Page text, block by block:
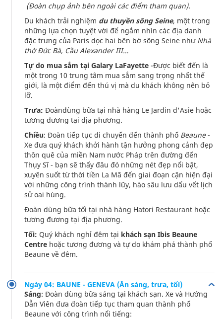
(Đoàn chụp ảnh bên ngoài các điểm tham quan).
Du khách trải nghiệm du thuyền sông Seine, một trong
những lựa chọn tuyệt vời để ngắm nhìn các địa danh
đặc trưng của Paris dọc hai bên bờ sông Seine như Nhà
thờ Đức Bà, Cầu Alexander III…
Tự do mua sắm tại Galary LaFayette -Được biết đến là
một trong 10 trung tâm mua sắm sang trọng nhất thế
giới, là một điểm đến thú vị mà du khách không nên bỏ
lỡ.
Trưa: Đoàndùng bữa tại nhà hàng Le Jardin d'Asie hoặc
tương đương tại địa phương.
Chiều: Đoàn tiếp tục di chuyến đến thành phố Beaune-
Xe đưa quý khách khởi hành tận hưởng phong cảnh đẹp
thôn quê của miền Nam nước Pháp trên đường đến
Thụy Sĩ - bạn sẽ thấy đâu đó những nét đẹp nổi bật,
xuyên suốt từ thời tiền La Mã đến giai đoạn cận hiện đại
với những công trình thành lũy, hào sâu lưu dấu vết lịch
sử oai hùng.
Đoàn dùng bữa tối tại nhà hàng Hatori Restaurant hoặc
tương đương tại địa phương.
Tối: Quý khách nghỉ đêm tại khách sạn Ibis Beaune
Centre hoặc tương đương và tự do khám phá thành phố
Beaune về đêm.
Ngày 04: BAUNE - GENEVA (Ăn sáng, trưa, tối)
Sáng: Đoàn dùng bữa sáng tại khách sạn. Xe và Hướng
Dẫn Viên đưa đoàn tiếp tục tham quan thành phố
Beaune với công trình nổi tiếng: